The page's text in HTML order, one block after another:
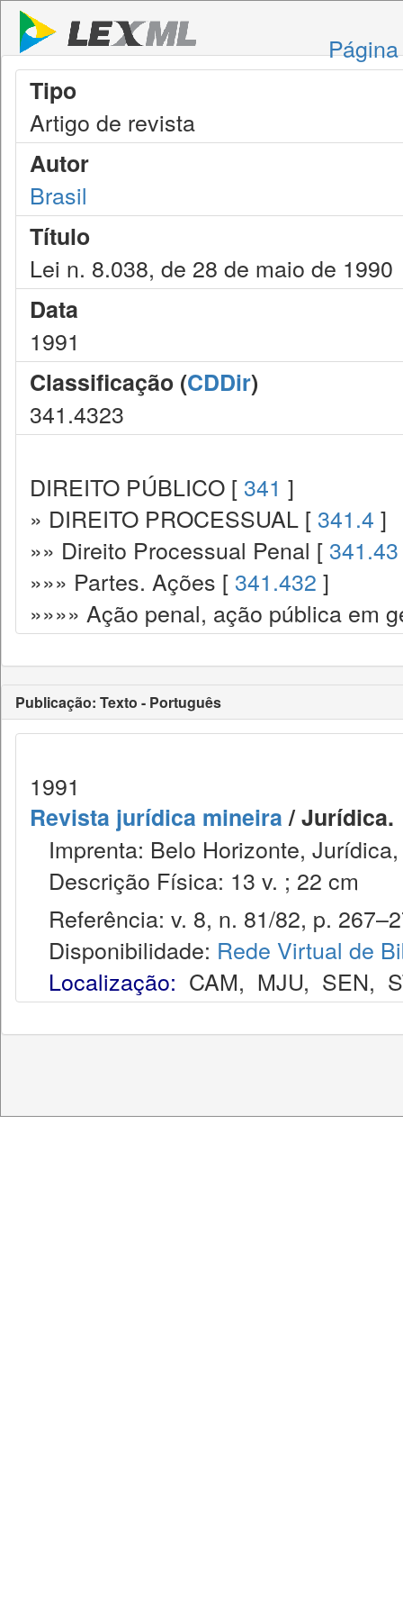
Tipo
Artigo de revista
Autor
Brasil
Título
Lei n. 8.038, de 28 de maio de 1990
Data
1991
Classificação (CDDir)
341.4323
DIREITO PÚBLICO [ 341 ]
» DIREITO PROCESSUAL [ 341.4 ]
»» Direito Processual Penal [ 341.43
»»» Partes. Ações [ 341.432 ]
»»»» Ação penal, ação pública em
Publicação: Texto - Português
1991
Revista jurídica mineira/ Jurídica.
Imprenta: Belo Horizonte,
Descrição Física: 13 v. ; 22 cm
Referência: v. 8, n. 81/82, p.
Disponibilidade: Rede Virtual de
Localização: CAM, MJU, SEN,